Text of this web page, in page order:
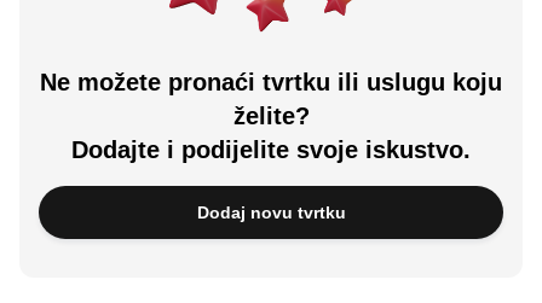
Ne možete pronaći tvrtku ili uslugu koju
želite?
Dodajte i podijelite svoje iskustvo.
Dodaj novu tvrtku